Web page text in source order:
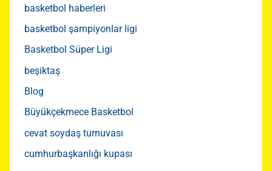
basketbol haberleri
basketbol şampiyonlar ligi
Basketbol Süper Ligi
beşiktaş
Blog
Büyükçekmece Basketbol
cevat soydaş turnuvası
cumhurbaşkanlığı kupası